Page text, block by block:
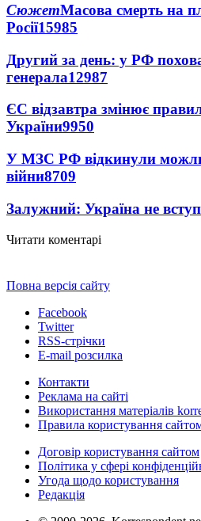
СюжетМасова смерть на
Росії15985
Другий за день: у РФ
генерала12987
ЄС відзавтра змінює
України9950
У МЗС РФ відкинули
війни8709
Залужний: Україна не
Читати коментарі
Повна версія сайту
Facebook
Twitter
RSS-стрічки
E-mail розсилка
Контакти
Реклама на сайті
Використання матеріалів
Правила користування
Договір користування сайтом
Політика у сфері
Угода щодо користування
Редакція